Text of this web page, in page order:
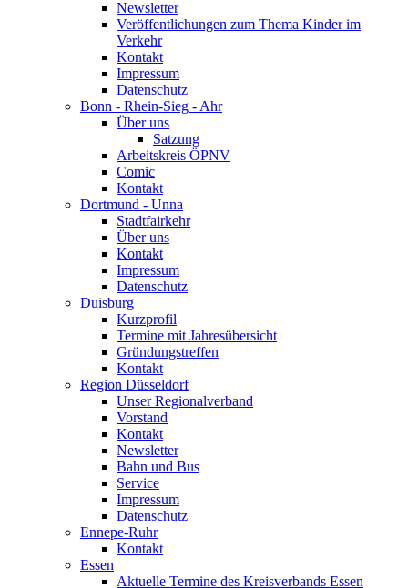
Newsletter
Veröffentlichungen zum Thema Kinder im
Verkehr
Kontakt
Impressum
Datenschutz
Bonn - Rhein-Sieg - Ahr
Über uns
Satzung
Arbeitskreis ÖPNV
Comic
Kontakt
Dortmund - Unna
Stadtfairkehr
Über uns
Kontakt
Impressum
Datenschutz
Duisburg
Kurzprofil
Termine mit Jahresübersicht
Gründungstreffen
Kontakt
Region Düsseldorf
Unser Regionalverband
Vorstand
Kontakt
Newsletter
Bahn und Bus
Service
Impressum
Datenschutz
Ennepe-Ruhr
Kontakt
Essen
Aktuelle Termine des Kreisverbands Essen